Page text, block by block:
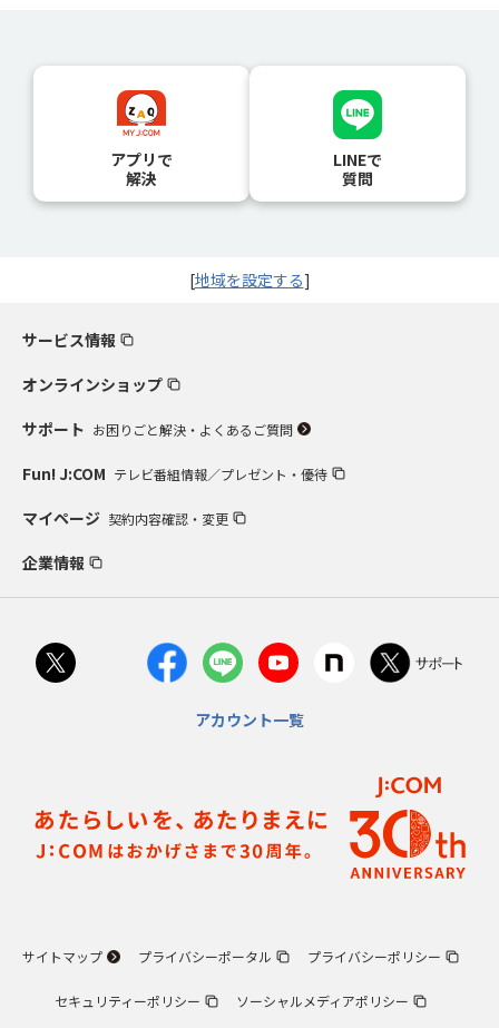
アプリで
解決
LINEで
質問
[地域を設定する]
サービス情報
オンラインショップ
サポート お困りごと解決・よくあるご質問
Fun! J:COM テレビ番組情報／プレゼント・優待
マイページ 契約内容確認・変更
企業情報
アカウント一覧
サイトマップ プライバシーポータル プライバシーポリシー
セキュリティーポリシー ソーシャルメディアポリシー